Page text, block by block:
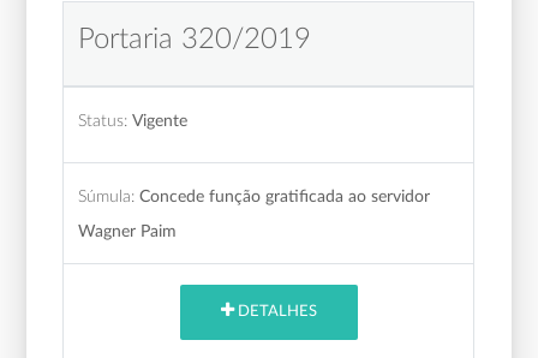
Portaria 320/2019
Status: Vigente
Súmula: Concede função gratificada ao servidor
Wagner Paim
DETALHES